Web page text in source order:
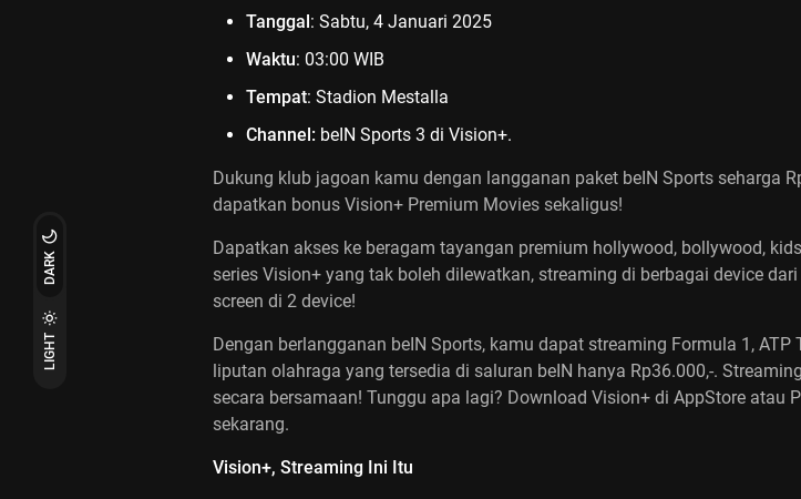
LIGHT
DARK
Tanggal: Sabtu, 4 Januari 2025
Waktu: 03:00 WIB
Tempat: Stadion Mestalla
Channel: beIN Sports 3 di Vision+.
Dukung klub jagoan kamu dengan langganan paket beIN Sports seharga
dapatkan bonus Vision+ Premium Movies sekaligus!
Dapatkan akses ke beragam tayangan premium hollywood, bollywood,
series Vision+ yang tak boleh dilewatkan, streaming di berbagai device
screen di 2 device!
Dengan berlangganan beIN Sports, kamu dapat streaming Formula 1, ATP
liputan olahraga yang tersedia di saluran beIN hanya Rp36.000,-.
secara bersamaan! Tunggu apa lagi? Download Vision+ di AppStore atau
sekarang.
Vision+, Streaming Ini Itu